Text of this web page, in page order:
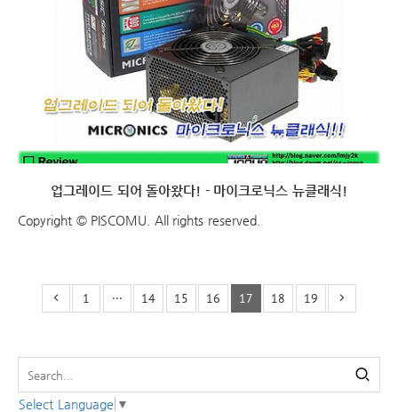
업그레이드 되어 돌아왔다! - 마이크로닉스 뉴클래식!
Copyright © PISCOMU. All rights reserved.
1 ··· 14 15 16 17 18 19
Select Language ▼